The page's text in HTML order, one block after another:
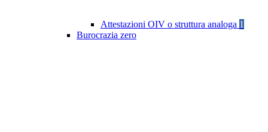
Attestazioni OIV o struttura analoga 1
Burocrazia zero